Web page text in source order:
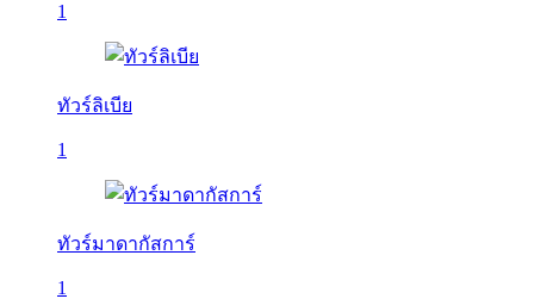
1
ทัวร์ลิเบีย
1
ทัวร์มาดากัสการ์
1